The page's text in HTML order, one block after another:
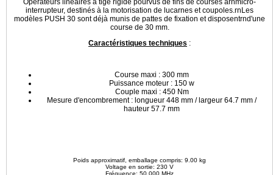
Opérateurs linéaires à tige rigide pourvus de fins de courses àrnmicro-
interrupteur, destinés à la motorisation de lucarnes et coupoles.rnLes
modèles PUSH 30 sont déjà munis de pattes de fixation et disposentrnd'une
course de 30 mm.
Caractéristiques techniques :
Course maxi : 300 mm
Puissance moteur : 150 w
Couple maxi : 450 Nm
Mesure d'encombrement : longueur 448 mm / largeur 64.7 mm /
hauteur 57.7 mm
Poids approximatif, emballage compris: 9.00 kg
Voltage en sortie: 230 V
Fréquence: 50.000 MHz